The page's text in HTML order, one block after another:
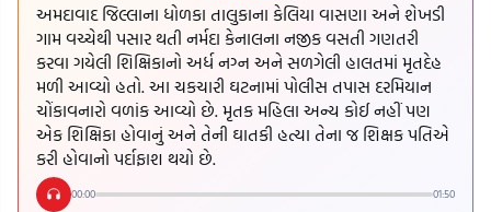
અમદાવાદ જિલ્લાના ધોળકા તાલુકાના કેલિયા વાસણા અને શેખડી
ગામ વચ્ચેથી પસાર થતી નર્મદા કેનાલના નજીક વસતી ગણતરી
કરવા ગયેલી શિક્ષિકાનો અર્ધ નગ્ન અને સળગેલી હાલતમાં મૃતદેહ
મળી આવ્યો હતો. આ ચકચારી ઘટનામાં પોલીસ તપાસ દરમિયાન
ચોંકાવનારો વળાંક આવ્યો છે. મૃતક મહિલા અન્ય કોઈ નહીં પણ
એક શિક્ષિકા હોવાનું અને તેની ઘાતકી હત્યા તેના જ શિક્ષક પતિએ
કરી હોવાનો પર્દાફાશ થયો છે.
00:00 01:50